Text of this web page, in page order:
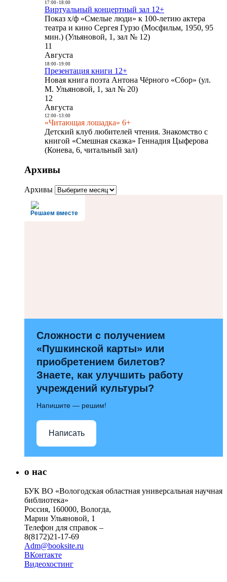
17:00- 18:00
Виртуальный концертный зал 12+
Показ х/ф «Смелые люди» к 100-летию актера
театра и кино Сергея Гурзо (Мосфильм, 1950, 95
мин.) (Ульяновой, 1, зал № 12)
11
Августа
18:00- 19:00
Презентация книги 12+
Новая книга поэта Антона Чёрного «Сбор» (ул.
М. Ульяновой, 1, зал № 20)
12
Августа
12:00- 13:00
«Читающая лошадка» 6+
Детский клуб любителей чтения. Знакомство с
книгой «Смешная сказка» Геннадия Цыферова
(Конева, 6, читальный зал)
Архивы
Архивы
Решаем вместе
Сложности с получением
«Пушкинской карты» или
приобретением билетов?
Знаете, как улучшить работу
учреждений культуры?
Напишите — решим!
Написать
о нас
БУК ВО «Вологодская областная универсальная научная
библиотека»
Россия, 160000, Вологда,
Марии Ульяновой, 1
Телефон для справок –
8(8172)21-17-69
Adm@booksite.ru
ВКонтакте
Видеохостинг